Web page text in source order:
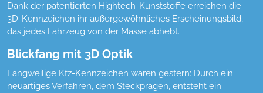
Dank der patentierten Hightech-Kunststoffe erreichen die
3D-Kennzeichen ihr außergewöhnliches Erscheinungsbild,
das jedes Fahrzeug von der Masse abhebt.
Blickfang mit 3D Optik
Langweilige Kfz-Kennzeichen waren gestern: Durch ein
neuartiges Verfahren, dem Steckprägen, entsteht ein